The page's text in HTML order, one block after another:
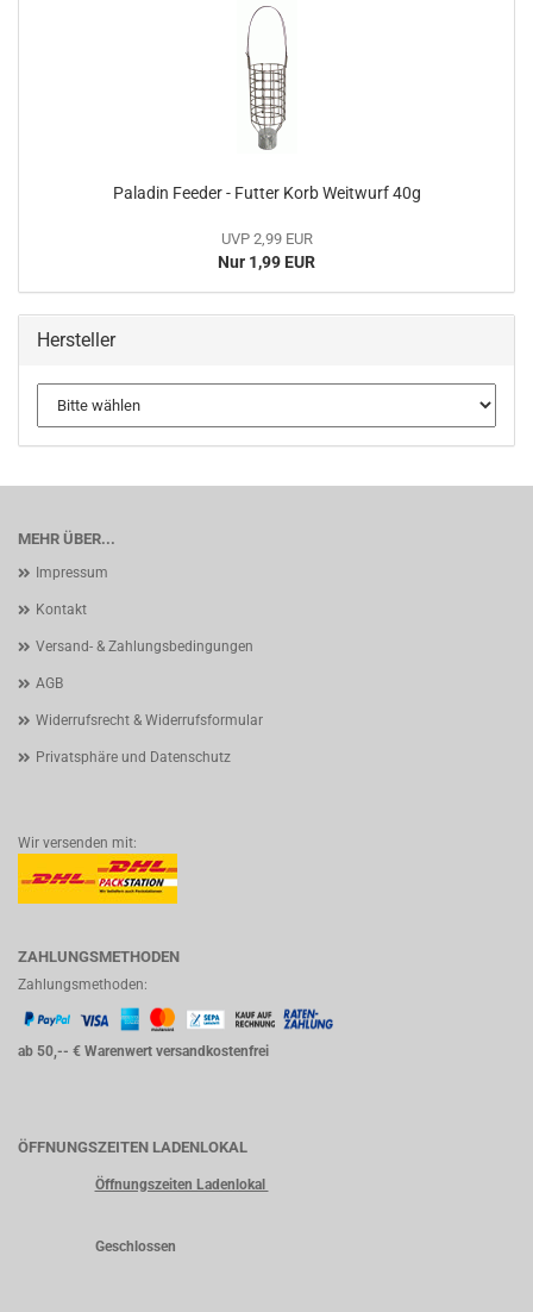
Paladin Feeder - Futter Korb Weitwurf 40g
UVP 2,99 EUR
Nur 1,99 EUR
Hersteller
MEHR ÜBER...
Impressum
Kontakt
Versand- & Zahlungsbedingungen
AGB
Widerrufsrecht & Widerrufsformular
Privatsphäre und Datenschutz
Wir versenden mit:
ZAHLUNGSMETHODEN
Zahlungsmethoden:
ab 50,-- € Warenwert versandkostenfrei
ÖFFNUNGSZEITEN LADENLOKAL
Öffnungszeiten Ladenlokal
Geschlossen